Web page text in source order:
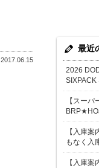
2017.06.15
最近
2026
SIXPACK
【スー
【入庫
もなく入
【入庫